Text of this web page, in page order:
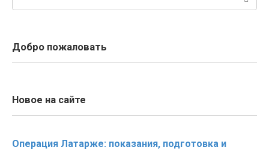
Добро пожаловать
Новое на сайте
Операция Латарже: показания, подготовка и